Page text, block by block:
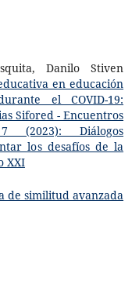
Danilo Stiven
en educación
el COVID-19:
Sifored - Encuentros
(2023): Diálogos
los desafíos de la
XXI
de similitud avanzada